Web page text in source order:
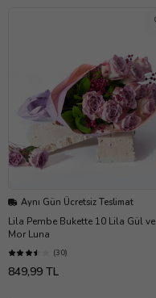
Aynı Gün Ücretsiz Teslimat
Lila Pembe Bukette 10 Lila Gül ve
Mor Luna
(30)
849,99 TL